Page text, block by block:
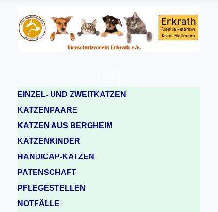
EINZEL- UND ZWEITKATZEN
KATZENPAARE
KATZEN AUS BERGHEIM
KATZENKINDER
HANDICAP-KATZEN
PATENSCHAFT
PFLEGESTELLEN
NOTFÄLLE